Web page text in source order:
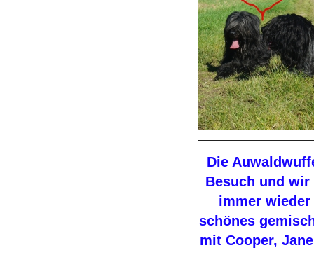
Die
Besuch und wir
immer
schönes
mit Cooper,